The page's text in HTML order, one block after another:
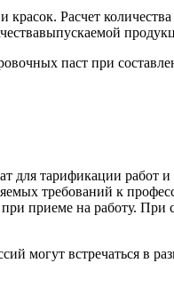
Расчет
паст при
для тарификации работ и
требований к
приеме на работу.
могут встречаться в